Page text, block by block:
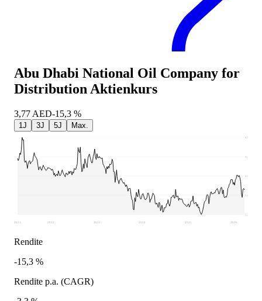
Abu Dhabi National Oil Company for
Distribution Aktienkurs
3,77 AED-15,3 %
1J 3J 5J Max.
3,24
3,66
4,07
4,49
4,9
2021 2022 2023 2024 2025 2026
Rendite
-15,3 %
Rendite p.a. (CAGR)